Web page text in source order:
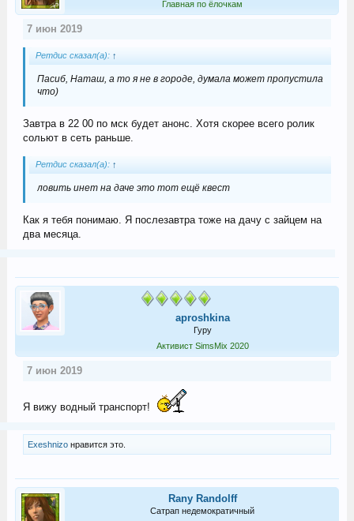
Главная по ёлочкам
7 июн 2019
Ретдис сказал(а): ↑
Пасиб, Наташ, а то я не в городе, думала может пропустила
что)
Завтра в 22 00 по мск будет анонс. Хотя скорее всего ролик
сольют в сеть раньше.
Ретдис сказал(а): ↑
ловить инет на даче это тот ещё квест
Как я тебя понимаю. Я послезавтра тоже на дачу с зайцем на
два месяца.
aproshkina
Гуру
Активист SimsMix 2020
7 июн 2019
Я вижу водный транспорт!
Exeshnizoнравится это.
Rany Randolff
Сатрап недемократичный